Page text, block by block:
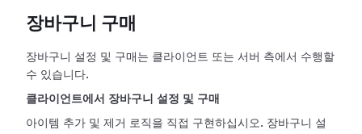
장바구니 구매
장바구니 설정 및 구매는 클라이언트 또는 서버 측에서 수행할
수 있습니다.
클라이언트에서 장바구니 설정 및 구매
아이템 추가 및 제거 로직을 직접 구현하십시오. 장바구니 설